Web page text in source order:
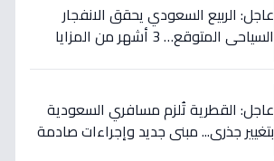
عاجل: الربيع السعودي يحقق الانفجار
السياحي المتوقع… 3 أشهر من المزايا
عاجل: القطرية تُلزم مسافري السعودية
بتغيير جذري... مبنى جديد وإجراءات صادمة